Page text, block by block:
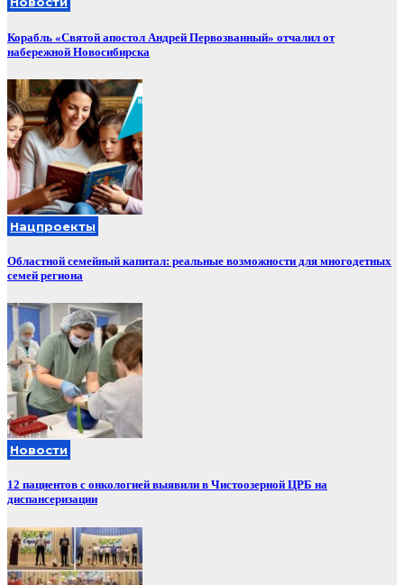
Корабль «Святой апостол Андрей Первозванный» отчалил от
набережной Новосибирска
Нацпроекты
Областной семейный капитал: реальные возможности для многодетных
семей региона
Новости
12 пациентов с онкологией выявили в Чистоозерной ЦРБ на
диспансеризации